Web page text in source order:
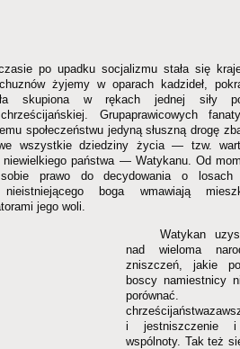
po upadku socjalizmu stała się
żyjemy w oparach kadzideł,
skupiona w rękach jednej siły
chrześcijańskiej. Grupaprawicowych
społeczeństwu jedyną słuszną drogę
wszystkie dziedziny życia — tzw.
niewielkiego państwa — Watykanu. Od
prawo do decydowania o losach
nieistniejącego boga wmawiają
jego woli.
Watykan
nad wieloma
zniszczeń, jakie
boscy namiestnicy
porównać.
i jestniszczenie i
wspólnoty. Tak też